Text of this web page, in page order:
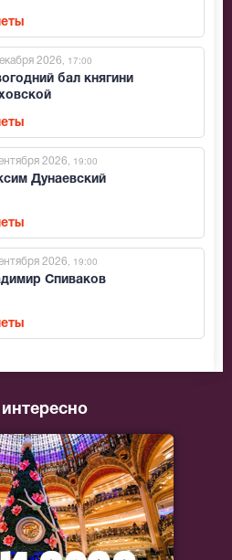
бал княгини
2026 , 17:00
Дунаевский
2026 , 19:00
Спиваков
2026 , 19:00